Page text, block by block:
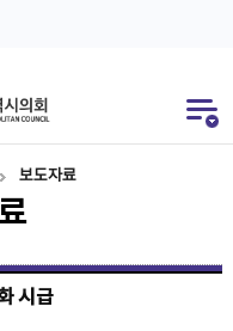
보도자료
시급